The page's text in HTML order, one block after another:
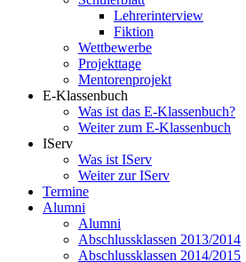
Lehrerinterview
Fiktion
Wettbewerbe
Projekttage
Mentorenprojekt
E-Klassenbuch
Was ist das E-Klassenbuch?
Weiter zum E-Klassenbuch
IServ
Was ist IServ
Weiter zur IServ
Termine
Alumni
Alumni
Abschlussklassen 2013/2014
Abschlussklassen 2014/2015